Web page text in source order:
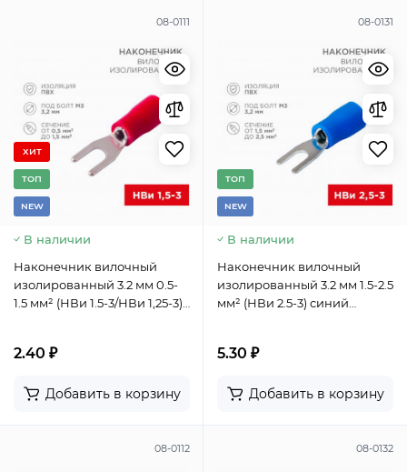
08-0111
ХИТ
TОП
NEW
В наличии
Наконечник вилочный
изолированный 3.2 мм 0.5-
1.5 мм² (НВи 1.5-3/НВи 1,25-3)
2.40 ₽
Добавить в корзину
08-0131
TОП
NEW
В наличии
Наконечник вилочный
изолированный 3.2 мм 1.5-2.5
мм² (НВи 2.5-3) синий
5.30 ₽
Добавить в корзину
08-0112 08-0132